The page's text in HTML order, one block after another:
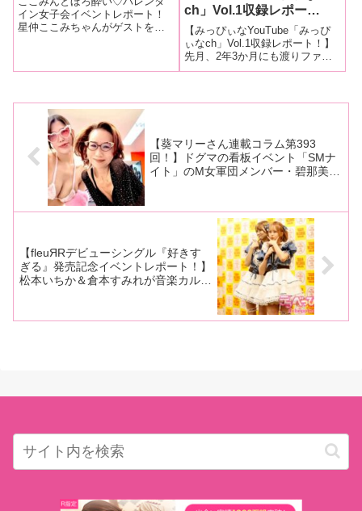
レンタイン話、学生時代の
恋愛事情を告白！ コーナ
イン女子会イベントレポート！
星仲ここみちゃんがゲストを迎
した！今回のゲ
ch」Vol.1収録レポー
ト！】時代は“ナマ”から
YouTube配信に！みっぴ
ぃながYouTubeチャンネ
ルを開設！ 第1回目収録
【みっぴぃなYouTube「みっぴ
ぃなch」Vol.1収録レポート！】
先月、2年3か月にも渡りファン
を楽しませてきた生配信イベン
【葵マリーさん連載コラム第393
回！】ドグマの看板イベント「SMナ
イト」のM女軍団メンバー・碧那美海
レポート！
【fleuЯRデビューシングル『好きす
ぎる』発売記念イベントレポート！】
松本いちか＆倉本すみれが音楽カルチ